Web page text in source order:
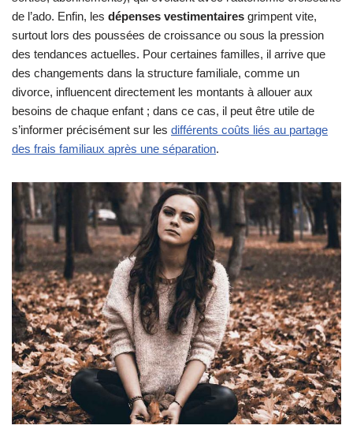
de l’ado. Enfin, les dépenses vestimentaires grimpent vite,
surtout lors des poussées de croissance ou sous la pression
des tendances actuelles. Pour certaines familles, il arrive que
des changements dans la structure familiale, comme un
divorce, influencent directement les montants à allouer aux
besoins de chaque enfant ; dans ce cas, il peut être utile de
s’informer précisément sur les différents coûts liés au partage
des frais familiaux après une séparation.